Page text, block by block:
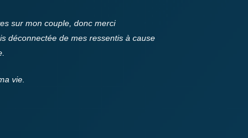
sur mon couple, donc merci
déconnectée de mes ressentis à cause
vie.